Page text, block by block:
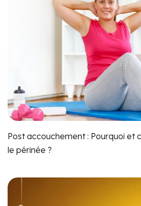
Post accouchement : Pourquoi et
le périnée ?